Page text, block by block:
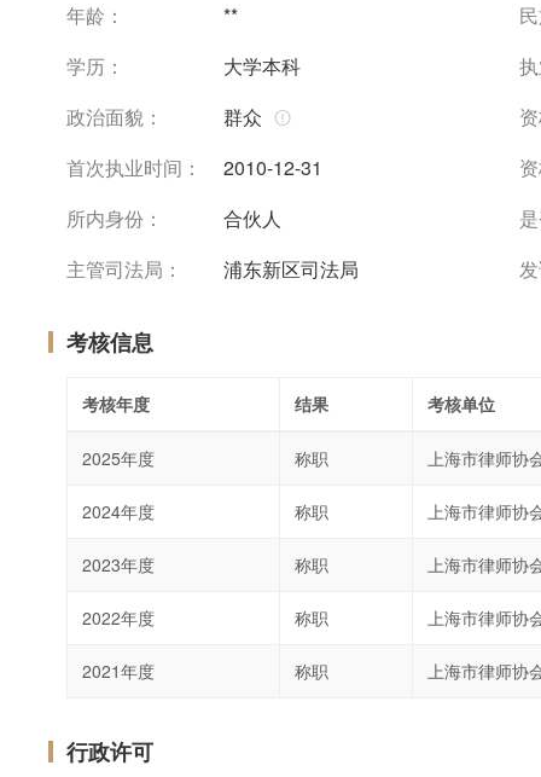
年龄：
**
学历：
大学本科
政治面貌：
群众
首次执业时间：
2010-12-31
所内身份：
合伙人
主管司法局：
浦东新区司法局
考核信息
考核年度 结果 考核单位
2025年度 称职 上海市律师协
2024年度 称职 上海市律师协
2023年度 称职 上海市律师协
2022年度 称职 上海市律师协
2021年度 称职 上海市律师协
行政许可